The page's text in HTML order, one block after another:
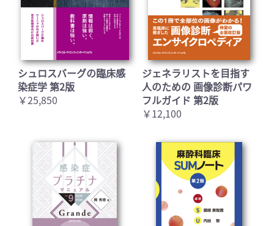
シュロスバーグの臨床感
染症学 第2版
￥25,850
ジェネラリストを目指す
人のための 画像診断パワ
フルガイド 第2版
￥12,100